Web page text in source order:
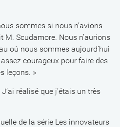
sommes si nous n’avions
M. Scudamore. Nous n’aurions
où nous sommes aujourd’hui
courageux pour faire des
leçons. »
réalisé que j’étais un très
de la série Les innovateurs